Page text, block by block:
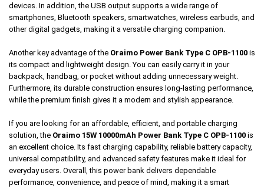
devices. In addition, the USB output supports a wide range of
smartphones, Bluetooth speakers, smartwatches, wireless earbuds, and
other digital gadgets, making it a versatile charging companion.
Another key advantage of the Oraimo Power Bank Type C OPB-1100 is
its compact and lightweight design. You can easily carry it in your
backpack, handbag, or pocket without adding unnecessary weight.
Furthermore, its durable construction ensures long-lasting performance,
while the premium finish gives it a modern and stylish appearance.
If you are looking for an affordable, efficient, and portable charging
solution, the Oraimo 15W 10000mAh Power Bank Type C OPB-1100 is
an excellent choice. Its fast charging capability, reliable battery capacity,
universal compatibility, and advanced safety features make it ideal for
everyday users. Overall, this power bank delivers dependable
performance, convenience, and peace of mind, making it a smart